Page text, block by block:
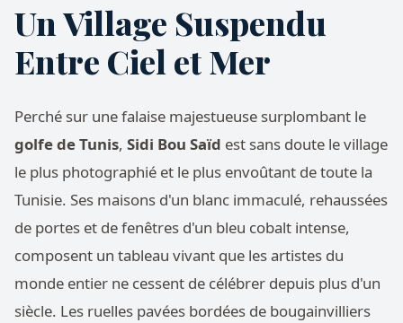
Un Village Suspendu
Entre Ciel et Mer
Perché sur une falaise majestueuse surplombant le
golfe de Tunis, Sidi Bou Saïd est sans doute le village
le plus photographié et le plus envoûtant de toute la
Tunisie. Ses maisons d'un blanc immaculé, rehaussées
de portes et de fenêtres d'un bleu cobalt intense,
composent un tableau vivant que les artistes du
monde entier ne cessent de célébrer depuis plus d'un
siècle. Les ruelles pavées bordées de bougainvilliers